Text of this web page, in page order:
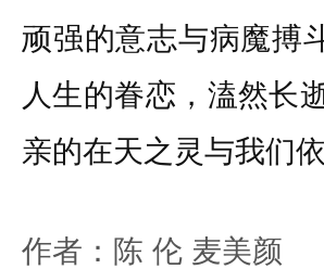
顽强的意志与病魔搏
人生的眷恋，溘然长
亲的在天之灵与我们依
作者：陈 伦 麦美颜